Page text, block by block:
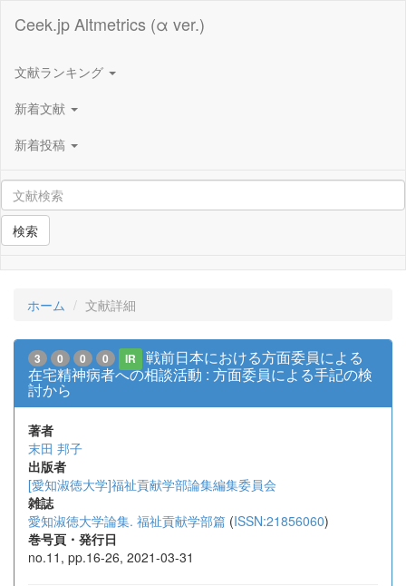
Ceek.jp Altmetrics (α ver.)
文献ランキング
新着文献
新着投稿
検索
ホーム 文献詳細
3 0 0 0 IR
戦前日本における方面委員による
在宅精神病者への相談活動 : 方面委員による手記の検
討から
著者
末田 邦子
出版者
[愛知淑徳大学]福祉貢献学部論集編集委員会
雑誌
愛知淑徳大学論集. 福祉貢献学部篇 (ISSN:21856060)
巻号頁・発行日
no.11, pp.16-26, 2021-03-31